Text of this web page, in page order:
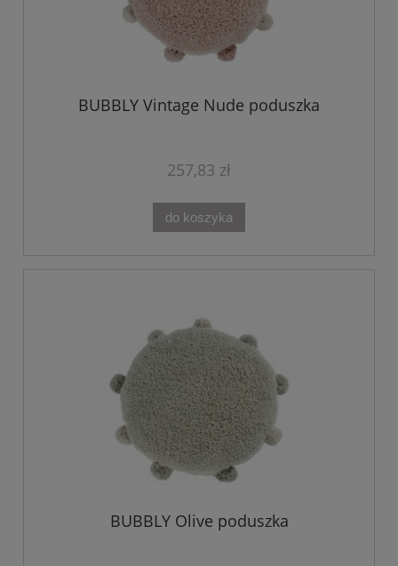
BUBBLY Vintage Nude poduszka
257,83 zł
do koszyka
BUBBLY Olive poduszka